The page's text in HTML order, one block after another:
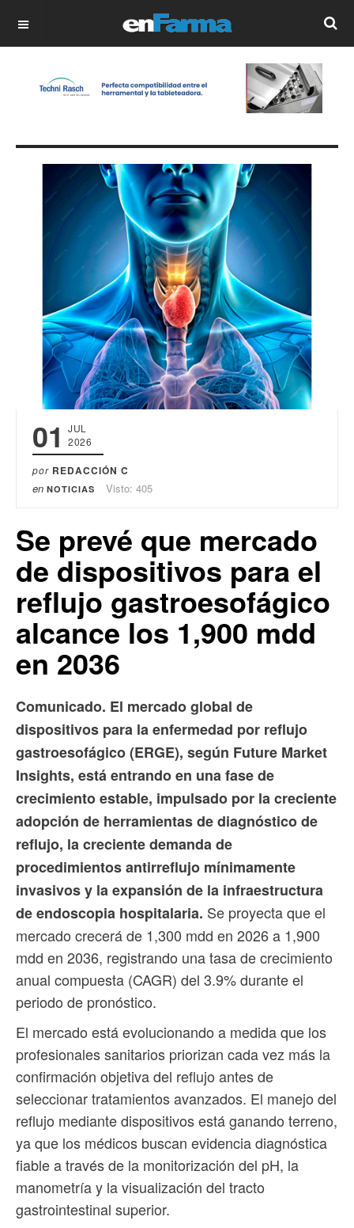
OFF CANVAS
01
JUL
2026
por REDACCIÓN C
en NOTICIAS Visto: 405
Se prevé que mercado
de dispositivos para el
reflujo gastroesofágico
alcance los 1,900 mdd
en 2036
Comunicado. El mercado global de
dispositivos para la enfermedad por reflujo
gastroesofágico (ERGE), según Future Market
Insights, está entrando en una fase de
crecimiento estable, impulsado por la creciente
adopción de herramientas de diagnóstico de
reflujo, la creciente demanda de
procedimientos antirreflujo mínimamente
invasivos y la expansión de la infraestructura
de endoscopia hospitalaria. Se proyecta que el
mercado crecerá de 1,300 mdd en 2026 a 1,900
mdd en 2036, registrando una tasa de crecimiento
anual compuesta (CAGR) del 3.9% durante el
periodo de pronóstico.
El mercado está evolucionando a medida que los
profesionales sanitarios priorizan cada vez más la
confirmación objetiva del reflujo antes de
seleccionar tratamientos avanzados. El manejo del
reflujo mediante dispositivos está ganando terreno,
ya que los médicos buscan evidencia diagnóstica
fiable a través de la monitorización del pH, la
manometría y la visualización del tracto
gastrointestinal superior.